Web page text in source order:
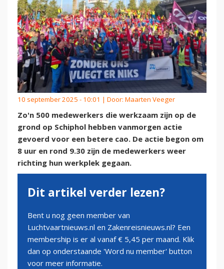
10 september 2025 - 10:01 | Door: Maarten Veeger
Zo'n 500 medewerkers die werkzaam zijn op de
grond op Schiphol hebben vanmorgen actie
gevoerd voor een betere cao. De actie begon om
8 uur en rond 9.30 zijn de medewerkers weer
richting hun werkplek gegaan.
Dit artikel verder lezen?
Bent u nog geen member van
Luchtvaartnieuws.nl en Zakenreisnieuws.nl? Een
membership is er al vanaf € 5,45 per maand. Klik
dan op onderstaande 'Word nu member' button
voor meer informatie.